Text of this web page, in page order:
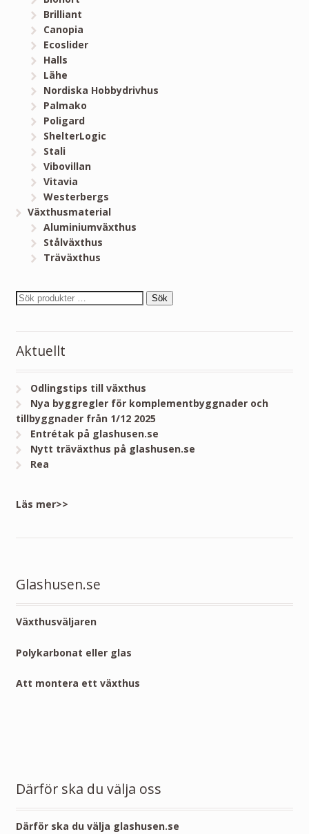
Brilliant
Canopia
Ecoslider
Halls
Lähe
Nordiska Hobbydrivhus
Palmako
Poligard
ShelterLogic
Stali
Vibovillan
Vitavia
Westerbergs
Växthusmaterial
Aluminiumväxthus
Stålväxthus
Träväxthus
Sök
Aktuellt
Odlingstips till växthus
Nya byggregler för komplementbyggnader och
tillbyggnader från 1/12 2025
Entrétak på glashusen.se
Nytt träväxthus på glashusen.se
Rea
Läs mer>>
Glashusen.se
Växthusväljaren
Polykarbonat eller glas
Att montera ett växthus
Därför ska du välja oss
Därför ska du välja glashusen.se